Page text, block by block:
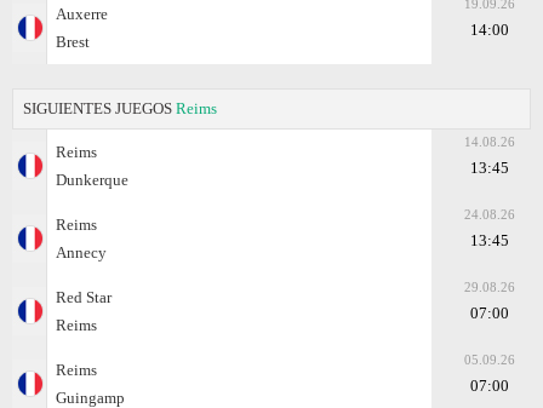
Auxerre
Brest
19.09.26
14:00
SIGUIENTES JUEGOS Reims
Reims
Dunkerque
14.08.26
13:45
Reims
Annecy
24.08.26
13:45
Red Star
Reims
29.08.26
07:00
Reims
Guingamp
05.09.26
07:00